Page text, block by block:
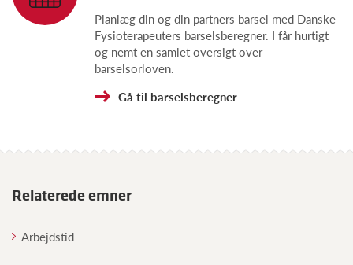
Planlæg din og din partners barsel med Danske
Fysioterapeuters barselsberegner. I får hurtigt
og nemt en samlet oversigt over
barselsorloven.
Gå til barselsberegner
Relaterede emner
Arbejdstid